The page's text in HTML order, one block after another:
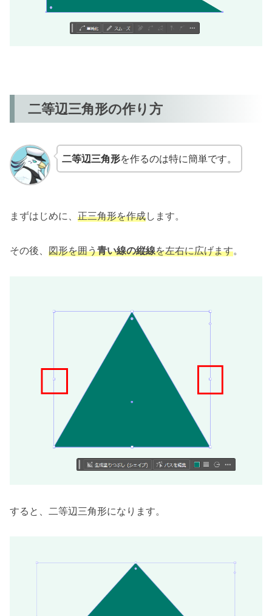
二等辺三角形の作り方
二等辺三角形を作るのは特に簡単です。
まずはじめに、 正三角形を作成します。
その後、 図形を囲う青い線の縦線を左右に広げます。
すると、二等辺三角形になります。